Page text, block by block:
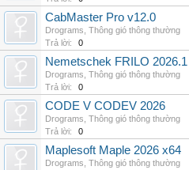
CabMaster Pro v12.0
Drograms Thông gió thông thường
Trả lời:
0
Nemetschek FRILO 2026.1
Drograms Thông gió thông thường
Trả lời:
0
CODE V CODEV 2026
Drograms Thông gió thông thường
Trả lời:
0
Maplesoft Maple 2026 x64
Drograms Thông gió thông thường